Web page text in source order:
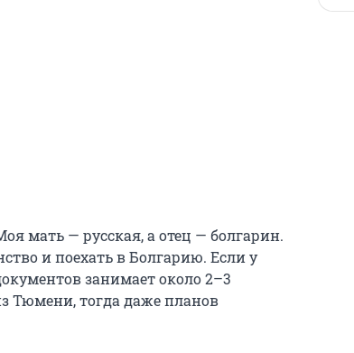
мать — русская, а отец — болгарин.
и поехать в Болгарию. Если у
занимает около 2–3
Тюмени, тогда даже планов